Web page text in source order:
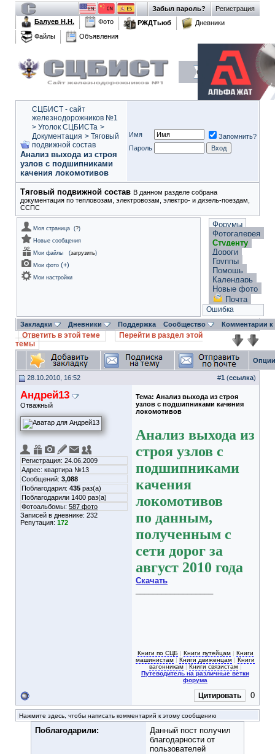
Регистрация
Забыл пароль?
Балуев Н.Н.
Фото РЖДТьюб
Дневники
Файлы
Объявления
СЦБИСТ - сайт
железнодорожников №1
> Уголок СЦБИСТа >
Документация > Тяговый
подвижной состав
Анализ выхода из строя
узлов с подшипниками
качения локомотивов
Имя
Запомнить?
Пароль
Тяговый подвижной состав В данном разделе собрана
документация по тепловозам, электровозам, электро- и дизель-поездам,
ССПС
Моя страница (?)
Новые сообщения
Мои файлы
(загрузить)
Мои фото (+)
Мои настройки
Форумы
Фотогалерея
Студенту
Дороги
Группы
Помощь
Календарь
Новые фото
Почта
Ошибка
Закладки Дневники Поддержка Сообщество Комментарии
Ответить в этой теме
Перейти в раздел этой
темы
28.10.2010, 16:52 #1 (ссылка)
Андрей13
Отважный
Регистрация: 24.06.2009
Адрес: квартира №13
Сообщений: 3,088
Поблагодарил: 435 раз(а)
Поблагодарили 1400 раз(а)
Фотоальбомы: 587 фото
Записей в дневнике: 232
Репутация: 172
Тема: Анализ выхода из строя
узлов с подшипниками качения
локомотивов
Анализ выхода из
строя узлов с
подшипниками
качения
локомотивов
по данным,
полученным с
сети дорог за
август 2010 года
Скачать
Книги по СЦБ | Книги путейцам| Книги
машинистам | Книги движенцам | Книги
вагонникам| Книги связистам|
Путеводитель на различные ветки
форума
Цитировать 0
Нажмите здесь, чтобы написать комментарий к этому сообщению
Поблагодарили:
Данный пост получил
благодарности от
пользователей